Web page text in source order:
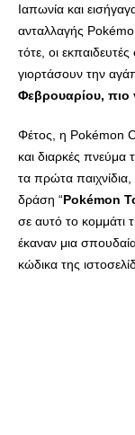
Ιαπωνία και
ανταλλαγής
τότε, οι
γιορτάσουν την
Φεβρουαρίου,
Φέτος, η Pokémon
και διαρκές πνεύμα
τα πρώτα
δράση “Pokémon
σε αυτό το κομμάτι
έκαναν μια
κώδικα της